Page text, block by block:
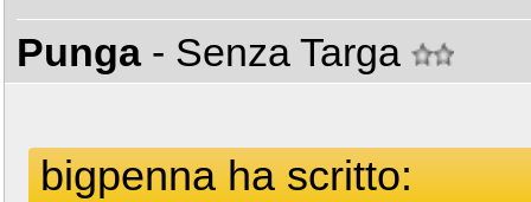
Punga - Senza Targa
bigpenna ha scritto: